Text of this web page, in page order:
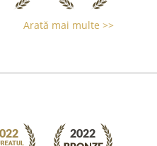
Arată mai multe >>